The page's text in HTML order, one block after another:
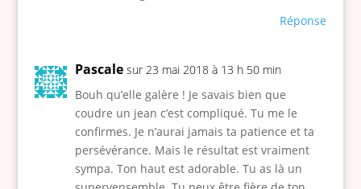
Réponse
Pascale sur 23 mai 2018 à 13 h 50 min
Bouh qu’elle galère ! Je savais bien que
coudre un jean c’est compliqué. Tu me le
confirmes. Je n’aurai jamais ta patience et ta
persévérance. Mais le résultat est vraiment
sympa. Ton haut est adorable. Tu as là un